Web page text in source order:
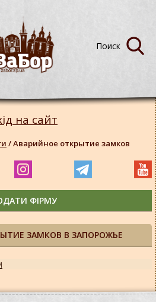
ЗАМКОВ В ЗАПОРОЖЬЕ
на сайт
/Аварийное открытие замков
ФІРМУ